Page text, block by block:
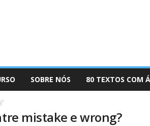
SOBRE NÓS 80 TEXTOS COM
mistake e wrong?